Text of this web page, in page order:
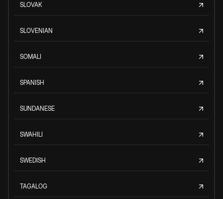
SLOVAK
SLOVENIAN
SOMALI
SPANISH
SUNDANESE
SWAHILI
SWEDISH
TAGALOG